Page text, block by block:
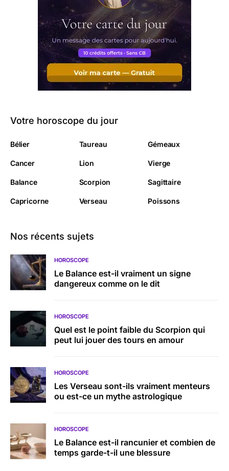
Votre horoscope du jour
Bélier Taureau Gémeaux
Cancer Lion Vierge
Balance Scorpion Sagittaire
Capricorne Verseau Poissons
Nos récents sujets
HOROSCOPE
Le Balance est-il vraiment un signe
dangereux comme on le dit
HOROSCOPE
Quel est le point faible du Scorpion qui
peut lui jouer des tours en amour
HOROSCOPE
Les Verseau sont-ils vraiment menteurs
ou est-ce un mythe astrologique
HOROSCOPE
Le Balance est-il rancunier et combien de
temps garde-t-il une blessure